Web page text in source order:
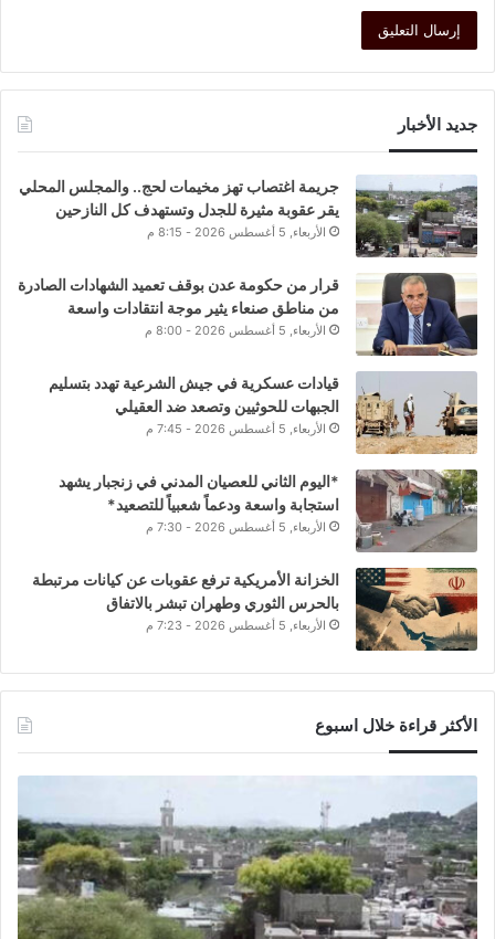
جديد الأخبار
جريمة اغتصاب تهز مخيمات لحج.. والمجلس المحلي
يقر عقوبة مثيرة للجدل وتستهدف كل النازحين
الأربعاء, 5 أغسطس 2026 - 8:15 م
قرار من حكومة عدن بوقف تعميد الشهادات الصادرة
من مناطق صنعاء يثير موجة انتقادات واسعة
الأربعاء, 5 أغسطس 2026 - 8:00 م
قيادات عسكرية في جيش الشرعية تهدد بتسليم
الجبهات للحوثيين وتصعد ضد العقيلي
الأربعاء, 5 أغسطس 2026 - 7:45 م
*اليوم الثاني للعصيان المدني في زنجبار يشهد
استجابة واسعة ودعماً شعبياً للتصعيد*
الأربعاء, 5 أغسطس 2026 - 7:30 م
الخزانة الأمريكية ترفع عقوبات عن كيانات مرتبطة
بالحرس الثوري وطهران تبشر بالاتفاق
الأربعاء, 5 أغسطس 2026 - 7:23 م
الأكثر قراءة خلال اسبوع